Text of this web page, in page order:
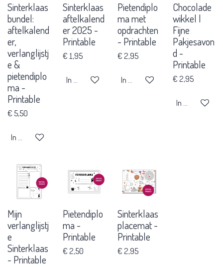
Sinterklaas
bundel:
aftelkalend
er,
verlanglijstj
e &
pietendiplo
ma -
Printable
€ 5,50
In winkelwagen
Sinterklaas
aftelkalend
er 2025 -
Printable
€ 1,95
In winkelwagen
Pietendiplo
ma met
opdrachten
- Printable
€ 2,95
In winkelwagen
Chocolade
wikkel |
Fijne
Pakjesavon
d -
Printable
€ 2,95
In
Mijn
verlanglijstj
e
Sinterklaas
- Printable
Pietendiplo
ma -
Printable
€ 2,50
Sinterklaas
placemat -
Printable
€ 2,95